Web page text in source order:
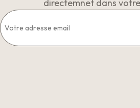
directemnet dans